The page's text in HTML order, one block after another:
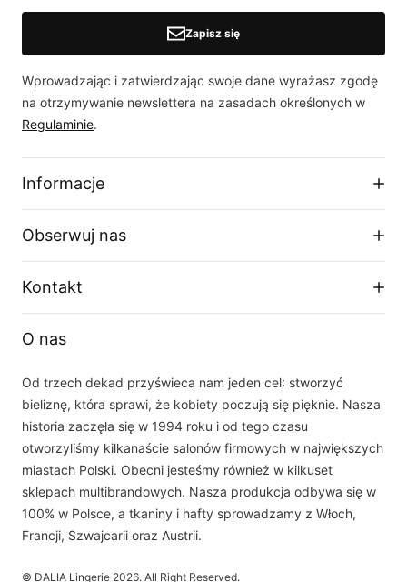
Zapisz się
Wprowadzając i zatwierdzając swoje dane wyrażasz zgodę
na otrzymywanie newslettera na zasadach określonych w
Regulaminie.
Informacje
Regulamin sklepu
Polityka prywatności
O firmie
Tabela rozmiarów
Obserwuj nas
Facebook
Kontakt
Telefon
Email
sklep(at)dalia.pl
Nasz zespół obsługi klienta jest do Państwa dyspozycji w dni robocze w
godzinach 8.00 - 16.00
O nas
Od trzech dekad przyświeca nam jeden cel: stworzyć
bieliznę, która sprawi, że kobiety poczują się pięknie. Nasza
historia zaczęła się w 1994 roku i od tego czasu
otworzyliśmy kilkanaście salonów firmowych w największych
miastach Polski. Obecni jesteśmy również w kilkuset
sklepach multibrandowych. Nasza produkcja odbywa się w
100% w Polsce, a tkaniny i hafty sprowadzamy z Włoch,
Francji, Szwajcarii oraz Austrii.
© DALIA Lingerie 2026. All Right Reserved.